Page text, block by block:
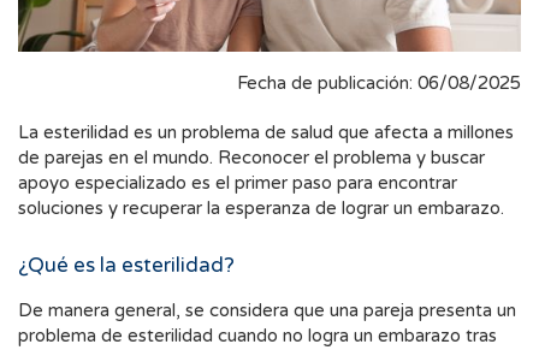
Fecha de publicación: 06/08/2025
La esterilidad es un problema de salud que afecta a millones
de parejas en el mundo. Reconocer el problema y buscar
apoyo especializado es el primer paso para encontrar
soluciones y recuperar la esperanza de lograr un embarazo.
¿Qué es la esterilidad?
De manera general, se considera que una pareja presenta un
problema de esterilidad cuando no logra un embarazo tras